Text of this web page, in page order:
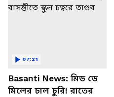
Basanti News: মিড ডে
মিলের চাল চুরি! রাতের
07:21